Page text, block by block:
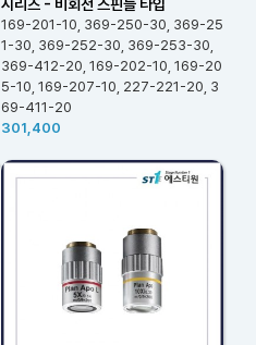
시리즈 - 비회전 스핀들 타입
169-201-10, 369-250-30, 369-25
1-30, 369-252-30, 369-253-30,
369-412-20, 169-202-10, 169-20
5-10, 169-207-10, 227-221-20, 3
69-411-20
301,400